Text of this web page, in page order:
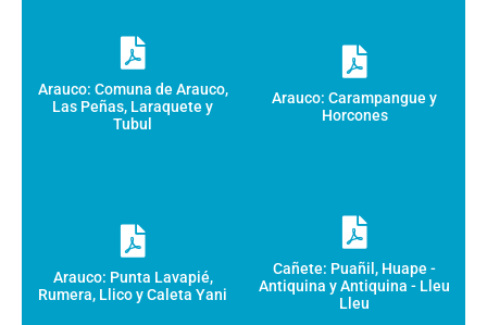
Arauco: Comuna de Arauco,
Las Peñas, Laraquete y
Tubul
Arauco: Carampangue y
Horcones
Arauco: Punta Lavapié,
Rumera, Llico y Caleta Yani
Cañete: Puañil, Huape -
Antiquina y Antiquina - Lleu
Lleu